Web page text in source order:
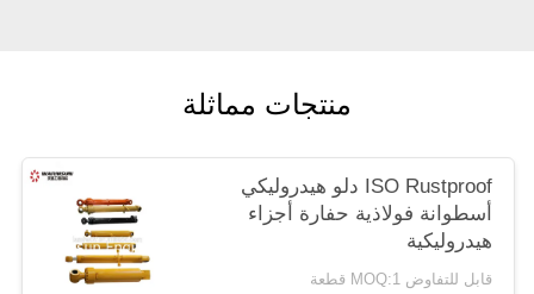
منتجات مماثلة
ISO Rustproof دلو هيدروليكي
أسطوانة فولاذية حفارة أجزاء
هيدروليكية
قابل للتفاوض MOQ:1 قطعة